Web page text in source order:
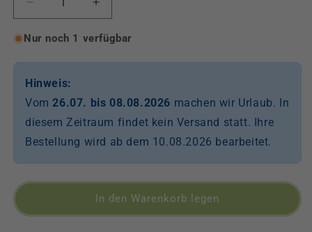
Verringere
die
Menge
Pumphose
Mitwachsend
aus
French
Terry
in
Erhöhe
die
Menge
Pumphose
aus
French
Terry
in
Nur noch 1 verfügbar
Hinweis:
Vom26.07. bis 08.08.2026 machen wir Urlaub. In
diesem Zeitraum findet kein Versand statt. Ihre
Bestellung wird ab dem 10.08.2026 bearbeitet.
In den Warenkorb legen